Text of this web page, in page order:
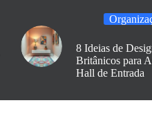
8 Ideias de
Britânicos para
Hall de Entrada